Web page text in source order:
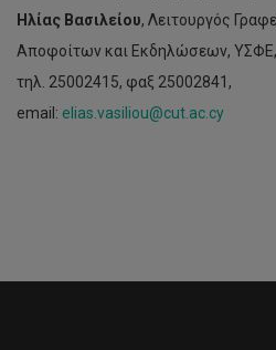
Ηλίας Βασιλείου, Λειτουργός
Αποφοίτων και Εκδηλώσεων, ΥΣΦΕ,
τηλ. 25002415, φαξ 25002841,
email: elias.vasiliou@cut.ac.cy